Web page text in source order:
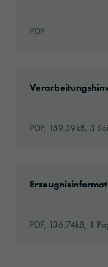
PDF
PDF, 159.39kB, 3
PDF, 136.74kB, 1